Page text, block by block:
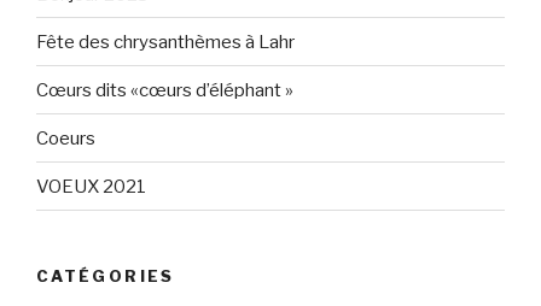
Fête des chrysanthèmes à Lahr
Cœurs dits «cœurs d’éléphant »
Coeurs
VOEUX 2021
CATÉGORIES